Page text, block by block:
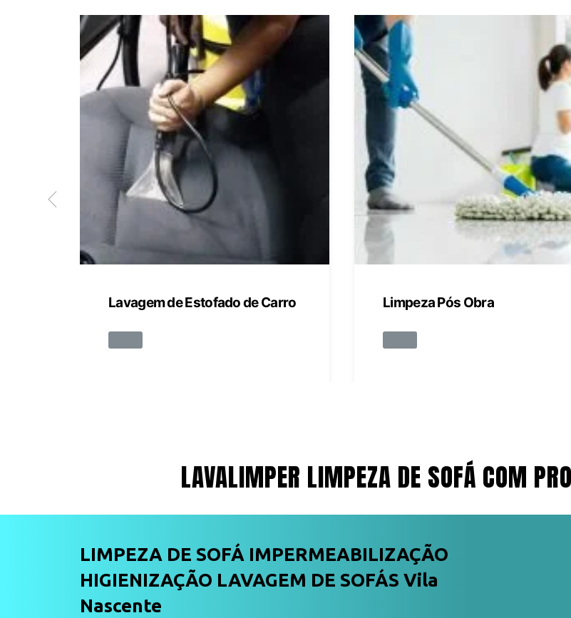
Lavagem de Estofado de Carro Limpeza Pós Obra
LAVALIMPER LIMPEZA DE SOFÁ COM
LIMPEZA DE SOFÁ IMPERMEABILIZAÇÃO
HIGIENIZAÇÃO LAVAGEM DE SOFÁS Vila
Nascente